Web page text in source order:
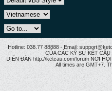
Hotline: 038.77 88888 - Email:
CỦA CÁC KỸ SƯ KẾT
DIỄN ĐÀN http://ketcau.com/forum NƠI
All times are GMT+7.